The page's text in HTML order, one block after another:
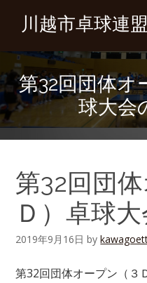
川越市卓球連盟
第32回団体オ
球大会
第32回団
Ｄ）卓球
2019年9月16日 by
第32回団体オープン（３